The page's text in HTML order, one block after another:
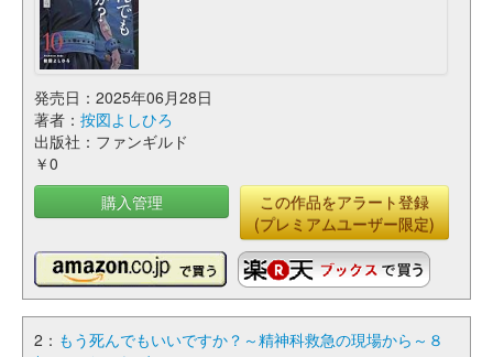
発売日：2025年06月28日
著者： 按図よしひろ
出版社：ファンギルド
￥0
購入管理
この作品をアラート登録
(プレミアムユーザー限定)
2： もう死んでもいいですか？～精神科救急の現場から～８